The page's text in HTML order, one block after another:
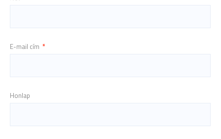
E-mail cím *
Honlap